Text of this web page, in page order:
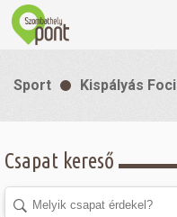
Látnivalók
Sport Kispályás Foci
Csapat kereső